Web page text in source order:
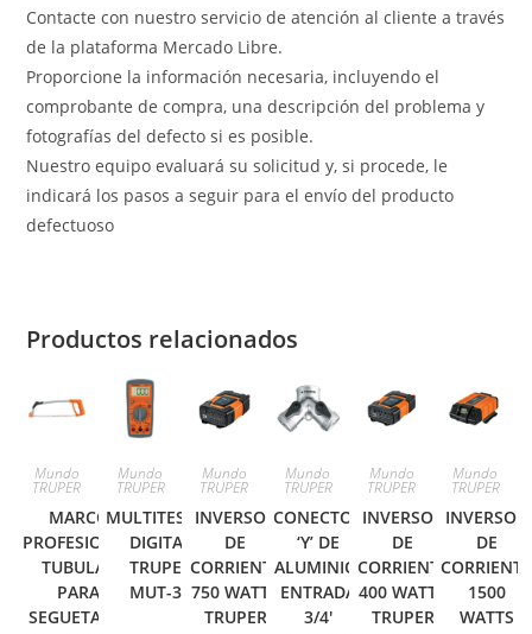
Contacte con nuestro servicio de atención al cliente a través
de la plataforma Mercado Libre.
Proporcione la información necesaria, incluyendo el
comprobante de compra, una descripción del problema y
fotografías del defecto si es posible.
Nuestro equipo evaluará su solicitud y, si procede, le
indicará los pasos a seguir para el envío del producto
defectuoso
Productos relacionados
Mundo
TRUPER
MARCO
PROFESIONAL
TUBULAR
PARA
SEGUETA 12′
Mundo
TRUPER
MULTITESTER
DIGITAL
TRUPER
MUT-33
Mundo
TRUPER
INVERSOR
DE
CORRIENTE
750 WATTS
TRUPER
Mundo
TRUPER
CONECTOR
‘Y’ DE
ALUMINIO,
ENTRADA
3/4′
Mundo
TRUPER
INVERSOR
DE
CORRIENTE
400 WATTS
TRUPER
Mundo
TRUPER
INVERSOR
DE
CORRIENTE
1500
WATTS